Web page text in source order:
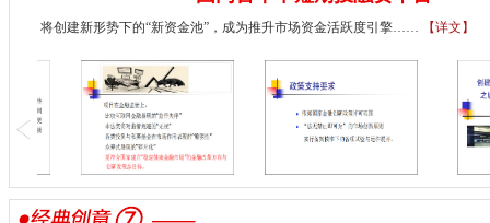
将创建新形势下的“新资金池”，成为推升市场资金活跃度引擎…… 【详文】